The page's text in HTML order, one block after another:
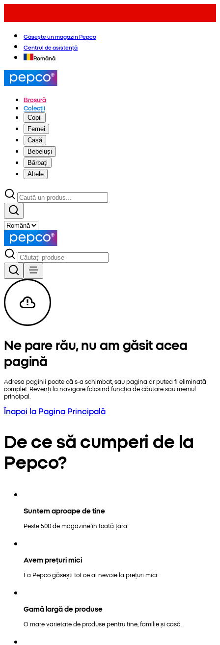
Găsește un magazin Pepco
Centrul de asistență
Română
Broșură
Colecții
Copii
Femei
Casă
Bebeluși
Bărbați
Altele
Ne pare rău, nu am găsit acea
pagină
Adresa paginii poate că s-a schimbat, sau pagina ar putea fi eliminată
complet. Revenți la navigare folosind funcția de căutare sau meniul
principal.
Înapoi la Pagina Principală
De ce să cumperi de la
Pepco?
Suntem aproape de tine
Peste 500 de magazine în toată țara.
Avem prețuri mici
La Pepco găsești tot ce ai nevoie la prețuri mici.
Gamă largă de produse
O mare varietate de produse pentru tine, familie și casă.